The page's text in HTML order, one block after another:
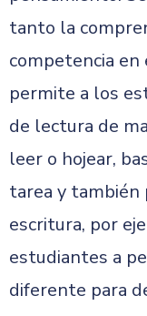
tanto la
competencia en
permite a los
de lectura de
leer o hojear,
tarea y también
escritura, por
estudiantes a
diferente para